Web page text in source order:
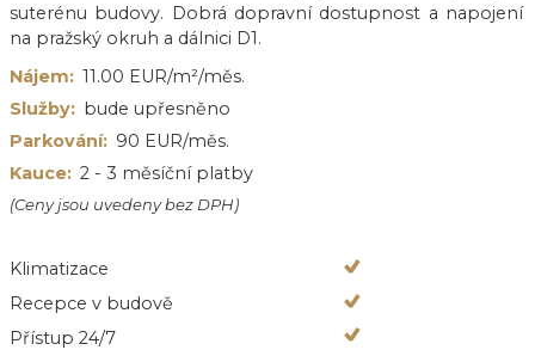
suterénu budovy. Dobrá dopravní dostupnost a napojení
na pražský okruh a dálnici D1.
Nájem: 11.00 EUR/m²/měs.
Služby: bude upřesněno
Parkování: 90 EUR/měs.
Kauce: 2 - 3 měsíční platby
(Ceny jsou uvedeny bez DPH)
Klimatizace
Recepce v budově
Přístup 24/7